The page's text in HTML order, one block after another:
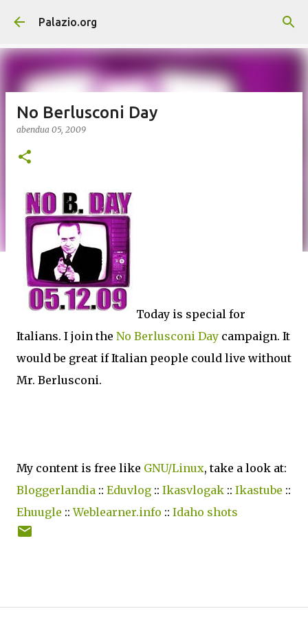
Saltatu eta joan eduki nagusira
Palazio.org
No Berlusconi Day
abendua 05, 2009
Today is special for
Italians. I join the No Berlusconi Day campaign. It
would be great if Italian people could live without
Mr. Berlusconi.
My content is free like GNU/Linux, take a look at:
Bloggerlandia :: Eduvlog :: Ikasvlogak :: Ikastube ::
Ehuugle ::Weblearner.info :: Idaho shots